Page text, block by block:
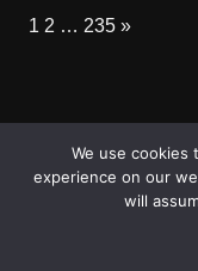
Page:
1 2 … 235 Next
»
Pratique Voyages
Bien-être
Loisirs
Céremonies
We use
experience on our
will